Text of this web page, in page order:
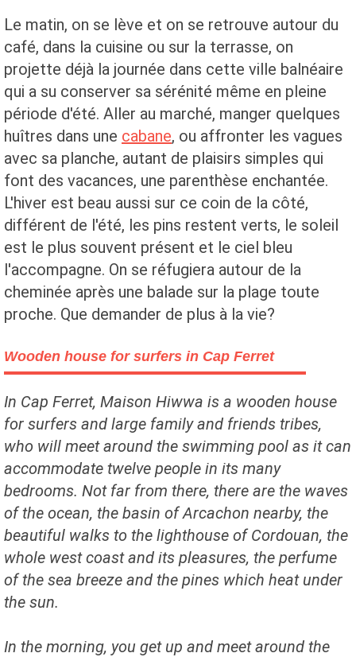
Le matin, on se lève et on se retrouve autour du
café, dans la cuisine ou sur la terrasse, on
projette déjà la journée dans cette ville balnéaire
qui a su conserver sa sérénité même en pleine
période d'été. Aller au marché, manger quelques
huîtres dans une cabane, ou affronter les vagues
avec sa planche, autant de plaisirs simples qui
font des vacances, une parenthèse enchantée.
L'hiver est beau aussi sur ce coin de la côté,
différent de l'été, les pins restent verts, le soleil
est le plus souvent présent et le ciel bleu
l'accompagne. On se réfugiera autour de la
cheminée après une balade sur la plage toute
proche. Que demander de plus à la vie?
Wooden house for surfers in Cap Ferret
In Cap Ferret, Maison Hiwwa is a wooden house
for surfers and large family and friends tribes,
who will meet around the swimming pool as it can
accommodate twelve people in its many
bedrooms. Not far from there, there are the waves
of the ocean, the basin of Arcachon nearby, the
beautiful walks to the lighthouse of Cordouan, the
whole west coast and its pleasures, the perfume
of the sea breeze and the pines which heat under
the sun.
In the morning, you get up and meet around the